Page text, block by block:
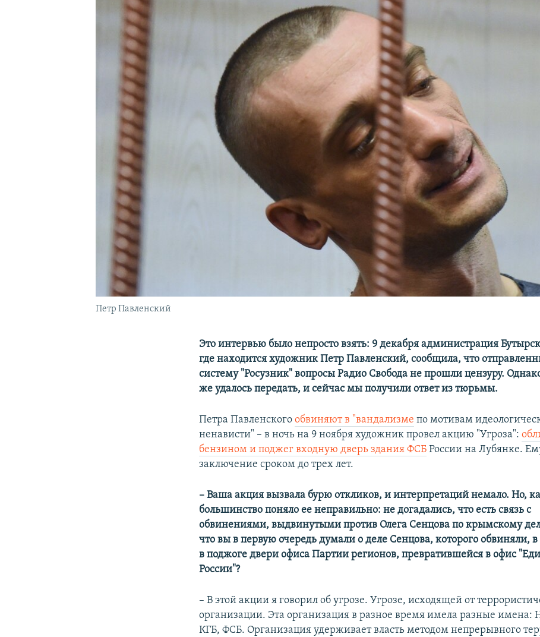
УКРАИНСКАЯ ПРОБЛЕМА КРЫМА
Петр Павленский
Это интервью было непросто взять: 9 декабря администрация
где находится художник Петр Павленский, сообщила, что
систему "Росузник" вопросы Радио Свобода не прошли цензуру.
же удалось передать, и сейчас мы получили ответ из тюрьмы.
Петра Павленскогообвиняют в "вандализме по мотивам
ненависти" – в ночь на 9 ноября художник провел акцию "Угроза":
бензином и поджег входную дверь здания ФСБ России на Лубянке.
заключение сроком до трех лет.
– Ваша акция вызвала бурю откликов, и интерпретаций немало. Но,
большинство поняло ее неправильно: не догадались, что есть связь с
обвинениями, выдвинутыми против Олега Сенцова по крымскому
что вы в первую очередь думали о деле Сенцова, которого обвиняли, в
в поджоге двери офиса Партии регионов, превратившейся в офис
России"?
– В этой акции я говорил об угрозе. Угрозе, исходящей от
организации. Эта организация в разное время имела разные
КГБ, ФСБ. Организация удерживает власть методом непрерывного